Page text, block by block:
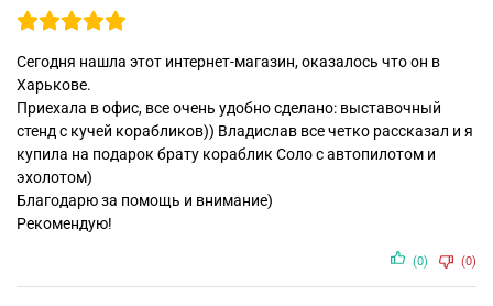
Сегодня нашла этот интернет-магазин, оказалось что он в
Харькове.
Приехала в офис, все очень удобно сделано: выставочный
стенд с кучей корабликов)) Владислав все четко рассказал и я
купила на подарок брату кораблик Соло с автопилотом и
эхолотом)
Благодарю за помощь и внимание)
Рекомендую!
(0) (0)